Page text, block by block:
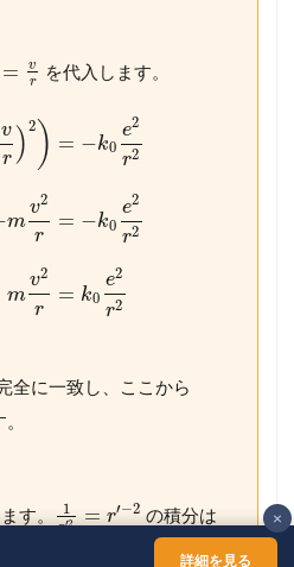
=
v
r
を代入します。
v
r )2 )
m
v2
r
m
v2
r
= −k0
e2
r2
= −k0
e2
r2
= k0
e2
r2
全に一致し、ここから
す。
1
r′2 = r′−2 の積分は ×
詳細を見る